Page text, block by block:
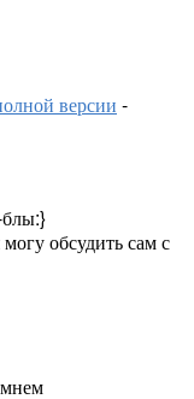
версии -
блы:}
обсудить сам с